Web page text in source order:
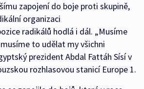
zapojení do boje proti skupině,
organizaci
radikálů hodlá i dál. „Musíme
to udělat my všichni
prezident Abdal Fattáh Sísí v
rozhlasovou stanicí Europe 1.